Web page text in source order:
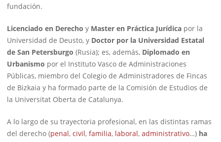
fundación.
Licenciado en Derecho y Master en Práctica Jurídica por la
Universidad de Deusto, y Doctor por la Universidad Estatal
de San Petersburgo (Rusia); es, además, Diplomado en
Urbanismo por el Instituto Vasco de Administraciones
Públicas, miembro del Colegio de Administradores de Fincas
de Bizkaia y ha formado parte de la Comisión de Estudios de
la Universitat Oberta de Catalunya.
A lo largo de su trayectoria profesional, en las distintas ramas
del derecho (penal, civil, familia, laboral, administrativo…) ha